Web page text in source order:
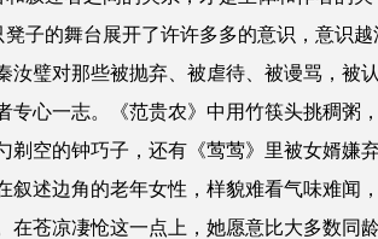
凳子的舞台展开了许许多多的意识，意识越
汝璧对那些被抛弃、被虐待、被谩骂，被
专心一志。《范贵农》中用竹筷头挑稠粥
剃空的钟巧子，还有《莺莺》里被女婿嫌
叙述边角的老年女性，样貌难看气味难闻
在苍凉凄怆这一点上，她愿意比大多数同